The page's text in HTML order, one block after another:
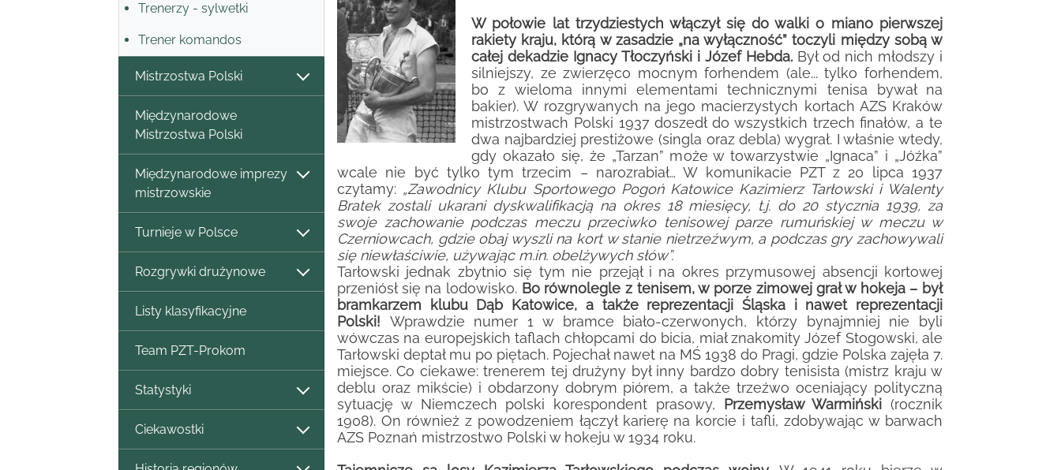
Trenerzy - sylwetki
Trener komandos
Mistrzostwa Polski
Międzynarodowe
Mistrzostwa Polski
Międzynarodowe imprezy
mistrzowskie
Turnieje w Polsce
Rozgrywki drużynowe
Listy klasyfikacyjne
Team PZT-Prokom
Statystyki
Ciekawostki
W połowie lat trzydziestych włączył się do walki o miano pierwszej
rakiety kraju, którą w zasadzie „na wyłączność” toczyli między sobą w
całej dekadzie Ignacy Tłoczyński i Józef Hebda. Był od nich młodszy i
silniejszy, ze zwierzęco mocnym forhendem (ale... tylko forhendem,
bo z wieloma innymi elementami technicznymi tenisa bywał na
bakier). W rozgrywanych na jego macierzystych kortach AZS Kraków
mistrzostwach Polski 1937 doszedł do wszystkich trzech finałów, a te
dwa najbardziej prestiżowe (singla oraz debla) wygrał. I właśnie wtedy,
gdy okazało się, że „Tarzan” może w towarzystwie „Ignaca” i „Jóźka”
wcale nie być tylko tym trzecim – narozrabiał… W komunikacie PZT z 20 lipca 1937
czytamy: „Zawodnicy Klubu Sportowego Pogoń Katowice Kazimierz Tarłowski i Walenty
Bratek zostali ukarani dyskwalifikacją na okres 18 miesięcy, t.j. do 20 stycznia 1939, za
swoje zachowanie podczas meczu przeciwko tenisowej parze rumuńskiej w meczu w
Czerniowcach, gdzie obaj wyszli na kort w stanie nietrzeźwym, a podczas gry zachowywali
się niewłaściwie, używając m.in. obelżywych słów”.
Tarłowski jednak zbytnio się tym nie przejął i na okres przymusowej absencji kortowej
przeniósł się na lodowisko. Bo równolegle z tenisem, w porze zimowej grał w hokeja – był
bramkarzem klubu Dąb Katowice, a także reprezentacji Śląska i nawet reprezentacji
Polski! Wprawdzie numer 1 w bramce biało-czerwonych, którzy bynajmniej nie byli
wówczas na europejskich taflach chłopcami do bicia, miał znakomity Józef Stogowski, ale
Tarłowski deptał mu po piętach. Pojechał nawet na MŚ 1938 do Pragi, gdzie Polska zajęła 7.
miejsce. Co ciekawe: trenerem tej drużyny był inny bardzo dobry tenisista (mistrz kraju w
deblu oraz mikście) i obdarzony dobrym piórem, a także trzeźwo oceniający polityczną
sytuację w Niemczech polski korespondent prasowy,
Przemysław Warmiński (rocznik
1908). On również z powodzeniem łączył karierę na korcie i tafli, zdobywając w barwach
AZS Poznań mistrzostwo Polski w hokeju w 1934 roku.